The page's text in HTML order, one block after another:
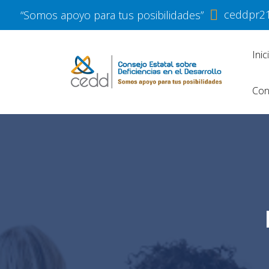
“Somos apoyo para tus posibilidades”